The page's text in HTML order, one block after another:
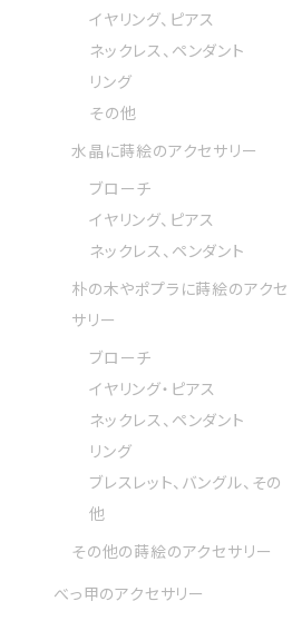
イヤリング、ピアス
ネックレス、ペンダント
リング
その他
水晶に蒔絵のアクセサリー
ブローチ
イヤリング、ピアス
ネックレス、ペンダント
朴の木やポプラに蒔絵のアクセ
サリー
ブローチ
イヤリング・ピアス
ネックレス、ペンダント
リング
ブレスレット、バングル、その
他
その他の蒔絵のアクセサリー
べっ甲のアクセサリー